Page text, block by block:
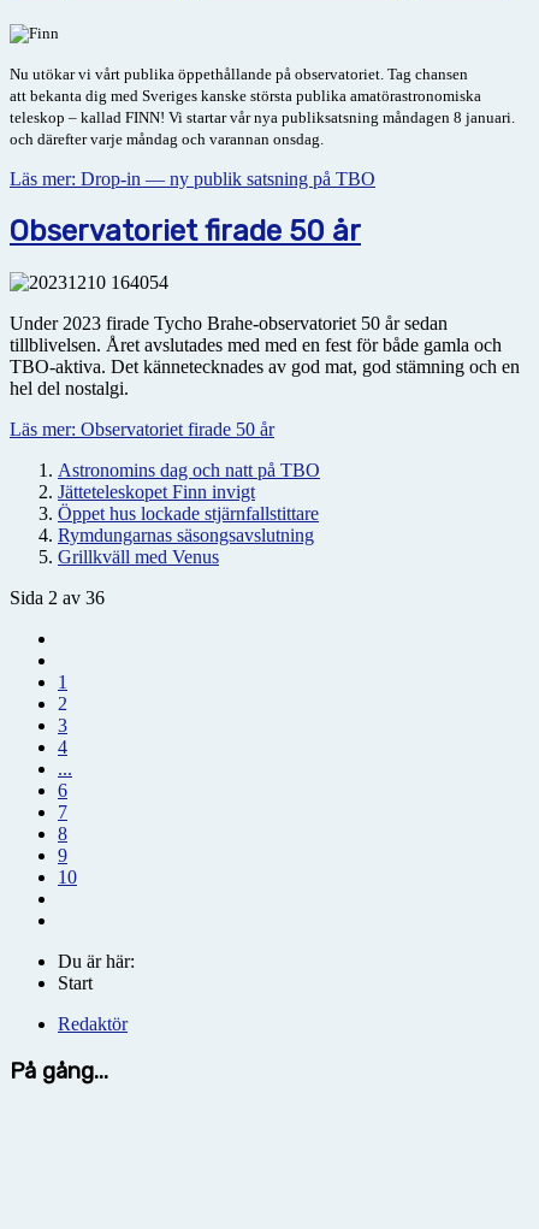
Nu utökar vi vårt publika öppethållande på observatoriet. Tag chansen
att bekanta dig med Sveriges kanske största publika amatörastronomiska
teleskop – kallad FINN! Vi startar vår nya publiksatsning måndagen 8 januari.
och därefter varje måndag och varannan onsdag.
Läs mer: Drop-in — ny publik satsning på TBO
Observatoriet firade 50 år
Under 2023 firade Tycho Brahe-observatoriet 50 år sedan
tillblivelsen. Året avslutades med med en fest för både gamla och
TBO-aktiva. Det kännetecknades av god mat, god stämning och en
hel del nostalgi.
Läs mer: Observatoriet firade 50 år
Astronomins dag och natt på TBO
Jätteteleskopet Finn invigt
Öppet hus lockade stjärnfallstittare
Rymdungarnas säsongsavslutning
Grillkväll med Venus
Sida 2 av 36
1
2
3
4
...
6
7
8
9
10
Du är här:
Start
Redaktör
På gång...